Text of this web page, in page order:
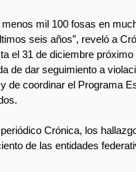
mil 100 fosas en
seis años”, reveló a
el 31 de diciembre próximo
de dar seguimiento a
de coordinar el Programa
Crónica, los
de las entidades